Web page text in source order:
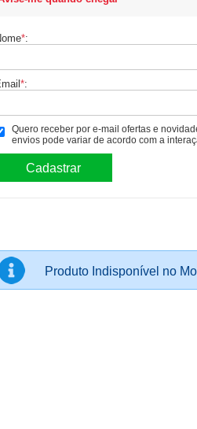
*:
*:
Quero receber por e-mail ofertas e
envios pode variar de acordo com a
Produto Indisponível no